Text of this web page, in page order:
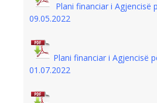
Plani financiar i Agjencisë
09.05.2022
Plani financiar i Agjencisë
01.07.2022